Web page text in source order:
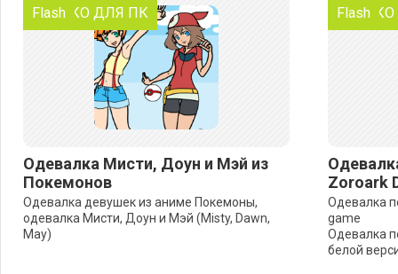
ТОЛЬКО ДЛЯ ПК
Flash
Одевалка Мисти, Доун и Мэй из
Покемонов
Одевалка девушек из аниме Покемоны,
одевалка Мисти, Доун и Мэй (Misty, Dawn,
May)
Flash
Zoroark
Одевалка
game
Одевалка
белой